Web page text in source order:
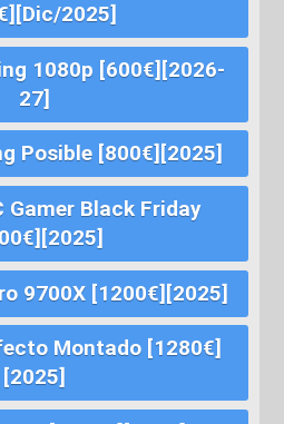
2025]
1080p [600€][2026-
27]
Posible [800€][2025]
Gamer Black Friday
9700X [1200€][2025]
Montado [1280€]
[2025]